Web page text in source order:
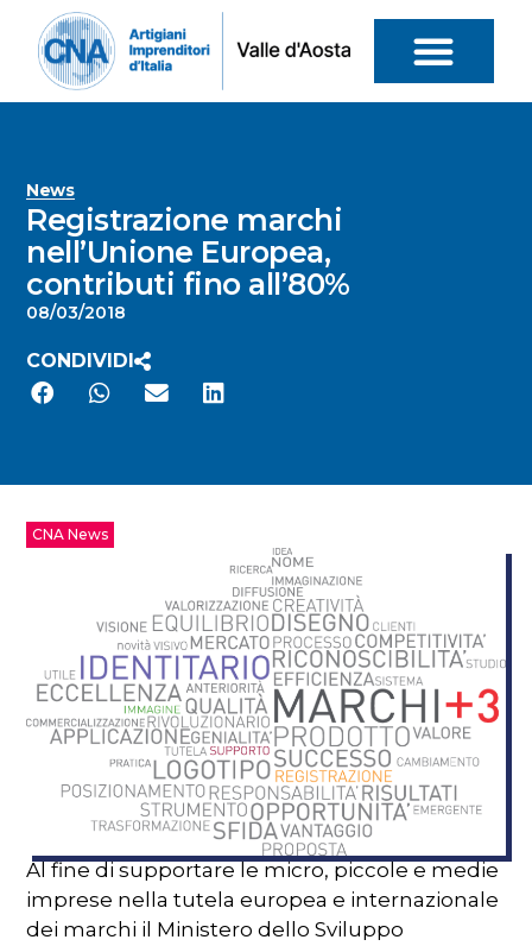
News
Registrazione marchi
nell’Unione Europea,
contributi fino all’80%
08/03/2018
CONDIVIDI
CNA News
Al fine di supportare le micro, piccole e medie
imprese nella tutela europea e internazionale
dei marchi il Ministero dello Sviluppo